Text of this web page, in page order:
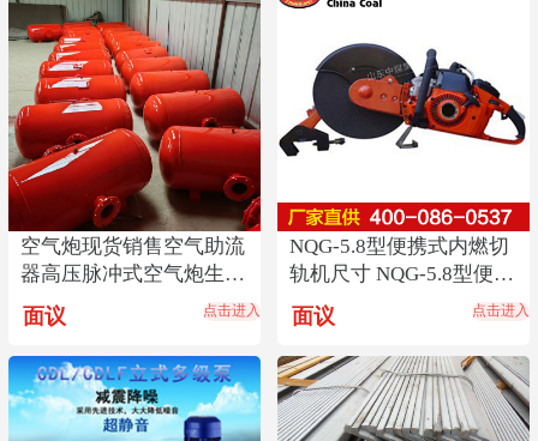
空气炮现货销售空气助流
器高压脉冲式空气炮生产
厂煤仓料仓清堵器
面议 点击进入
NQG-5.8型便携式内燃切
轨机尺寸 NQG-5.8型便携
式内燃切轨机
面议 点击进入